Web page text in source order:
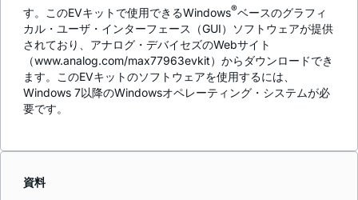
す。このEVキットで使用できるWindows®ベースのグラフィ
カル・ユーザ・インターフェース（GUI）ソフトウェアが提供
されており、アナログ・デバイセズのWebサイト
（www.analog.com/max77963evkit）からダウンロードでき
ます。このEVキットのソフトウェアを使用するには、
Windows 7以降のWindowsオペレーティング・システムが必
要です。
資料